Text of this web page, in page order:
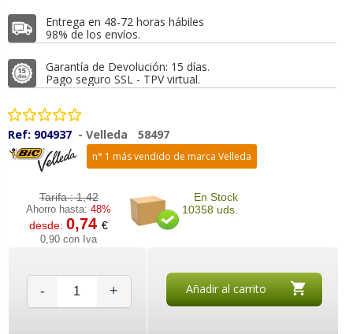
Entrega en 48-72 horas hábiles
98% de los envíos.
Garantía de Devolución: 15 días.
Pago seguro SSL - TPV virtual.
Ref: 904937 - Velleda 58497
n° 1 más vendido de marca Velleda
Tarifa :1,42
Ahorro hasta:48%
desde:0,74€
0,90 con Iva
En Stock
10358 uds.
- + Añadir al carrito